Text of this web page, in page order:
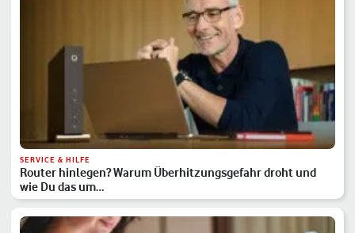
SERVICE & HILFE
Router hinlegen? Warum Überhitzungsgefahr droht und
wie Du das um…